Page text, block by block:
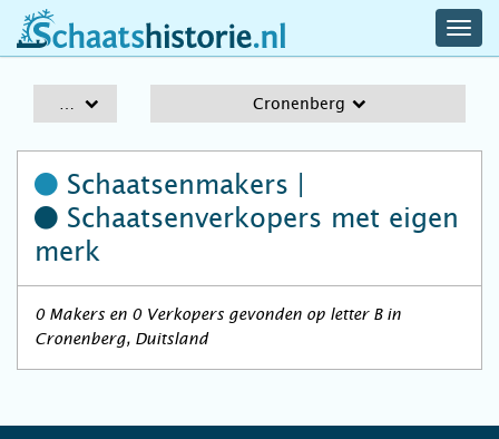
schaatshistorie.nl
Cronenberg
Schaatsenmakers |
Schaatsenverkopers met eigen
merk
0 Makers en 0 Verkopers gevonden op letter B in
Cronenberg, Duitsland